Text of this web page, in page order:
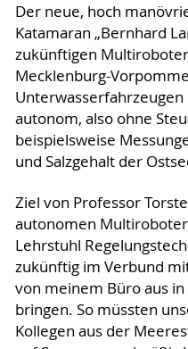
Der neue, hoch
Katamaran „Bernhard
zukünftigen
Mecklenburg-
autonom, also ohne
beispielsweise
und Salzgehalt der
Ziel von Professor
autonomen
Lehrstuhl
zukünftig im Verbund
von meinem Büro aus
bringen. So müssten
Kollegen aus der